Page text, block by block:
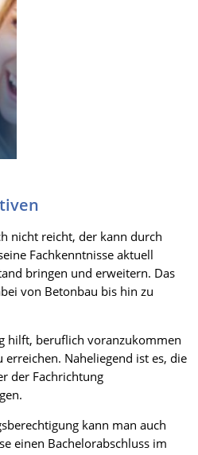
nicht reicht, der kann durch
Fachkenntnisse aktuell
bringen und erweitern. Das
von Betonbau bis hin zu
hilft, beruflich voranzukommen
Naheliegend ist es, die
der Fachrichtung
kann man auch
einen Bachelorabschluss im